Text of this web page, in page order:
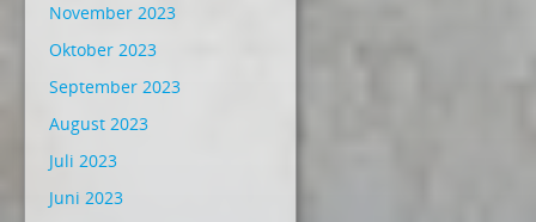
November 2023
Oktober 2023
September 2023
August 2023
Juli 2023
Juni 2023